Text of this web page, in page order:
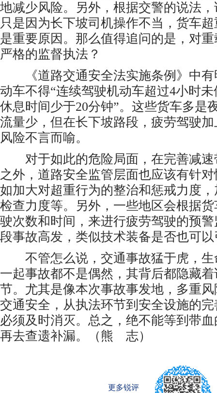
地减少风险。另外，根据交警的说法
只是因为长下坡司机操作不当，货车
是重要原因。那么值得追问的是，对
严格的监督执法？
《道路交通安全法实施条例》中有
动车不得“连续驾驶机动车超过4小时
休息时间少于20分钟”。这些货车多是
流量少，但在长下坡路段，疲劳驾驶
风险不言而喻。
对于如此的危险局面，在完善减速
之外，道路安全监管层面也应该有针
如加大对超重行为的整治和惩戒力度
检查力度等。另外，一些地区会根据
驶次数和时间，来进行疲劳驾驶的预
段事故高发，类似技术装备是否也可
不管怎么说，交通事故猛于虎，生
一起事故都不是偶然，其背后都隐藏
节。尤其是像本次事故事发地，多重
交通安全，从执法环节到安全设施的
必须及时消灭。总之，绝不能等到带
再去查遗补漏。（熊 志）
更多锐评